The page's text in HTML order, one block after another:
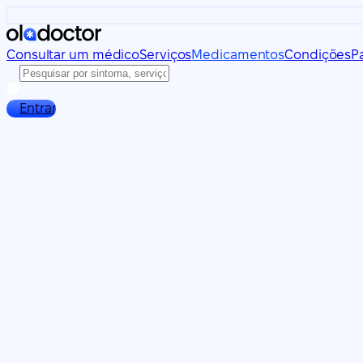
Consultar um médicoServiçosMedicamentosCondições
Entrar